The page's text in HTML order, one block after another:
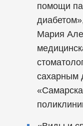
помощи
Мария
сахарным